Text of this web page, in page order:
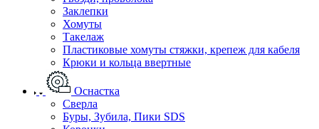
Заклепки
Хомуты
Такелаж
Пластиковые хомуты стяжки, крепеж для кабеля
Крюки и кольца ввертные
Оснастка
Сверла
Буры, Зубила, Пики SDS